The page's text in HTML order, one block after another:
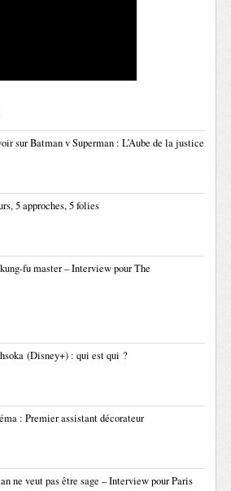
sur Batman v Superman : L’Aube de la justice
5 approches, 5 folies
fu master – Interview pour The
(Disney+) : qui est qui ?
: Premier assistant décorateur
ne veut pas être sage – Interview pour Paris